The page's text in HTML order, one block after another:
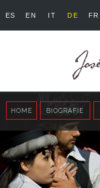
ES EN IT DE FR
HOME BIOGRAFIE